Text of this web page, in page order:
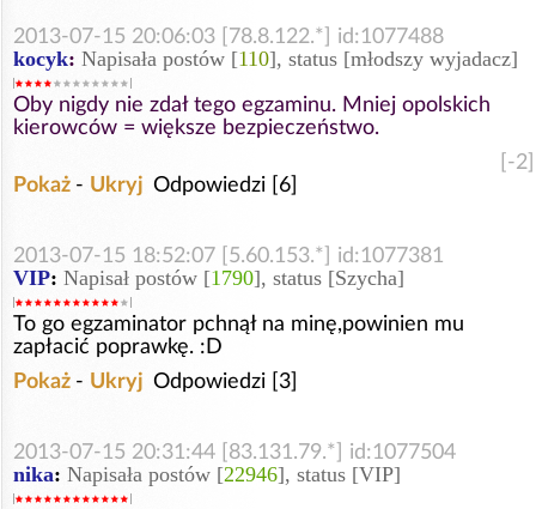
2013-07-15 20:06:03 [78.8.122.*] id:1077488
kocyk: Napisała postów [110], status [młodszy wyjadacz]
Oby nigdy nie zdał tego egzaminu. Mniej opolskich
kierowców = większe bezpieczeństwo.
[-2]
Pokaż - Ukryj Odpowiedzi [6]
2013-07-15 18:52:07 [5.60.153.*] id:1077381
VIP: Napisał postów [1790], status [Szycha]
To go egzaminator pchnął na minę,powinien mu
zapłacić poprawkę. :D
Pokaż - Ukryj Odpowiedzi [3]
2013-07-15 20:31:44 [83.131.79.*] id:1077504
nika: Napisała postów [22946], status [VIP]